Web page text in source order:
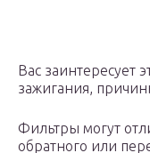
Вас заинтересует
зажигания,
Фильтры могут
обратного или